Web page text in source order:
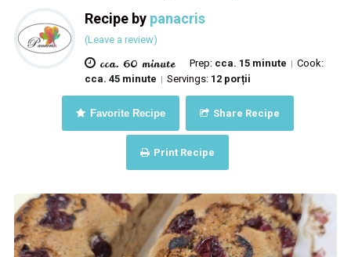
Recipe by panacris
(Leave a review)
cca. 60 minute Prep: cca. 15 minute | Cook:
cca. 45 minute | Servings: 12 porții
Favorite Recipe Share Recipe
Print Recipe